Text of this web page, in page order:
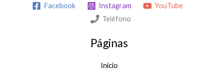
Facebook Instagram
YouTube
Teléfono
Páginas
Inicio